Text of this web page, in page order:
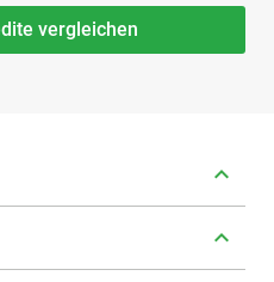
vergleichen